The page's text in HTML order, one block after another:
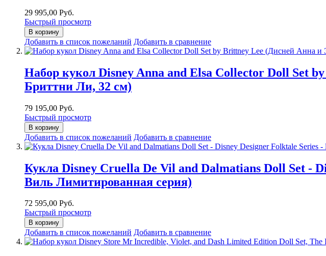
29 995,00 Руб.
Быстрый просмотр
В корзину
Добавить в список пожеланий Добавить в сравнение
Набор кукол Disney Anna and Elsa Collector Doll Set
Бриттни Ли, 32 см)
79 195,00 Руб.
Быстрый просмотр
В корзину
Добавить в список пожеланий Добавить в сравнение
Кукла Disney Cruella De Vil and Dalmatians Doll Set -
Виль Лимитированная серия)
72 595,00 Руб.
Быстрый просмотр
В корзину
Добавить в список пожеланий Добавить в сравнение